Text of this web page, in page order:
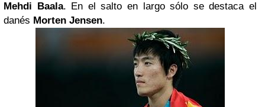
Mehdi Baala. En el salto en largo sólo se destaca el
danés Morten Jensen.